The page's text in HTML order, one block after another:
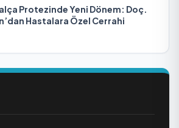
Protezinde Yeni Dönem: Doç.
Hastalara Özel Cerrahi